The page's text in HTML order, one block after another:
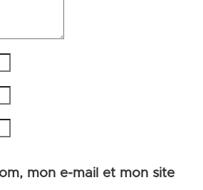
mon e-mail et mon site